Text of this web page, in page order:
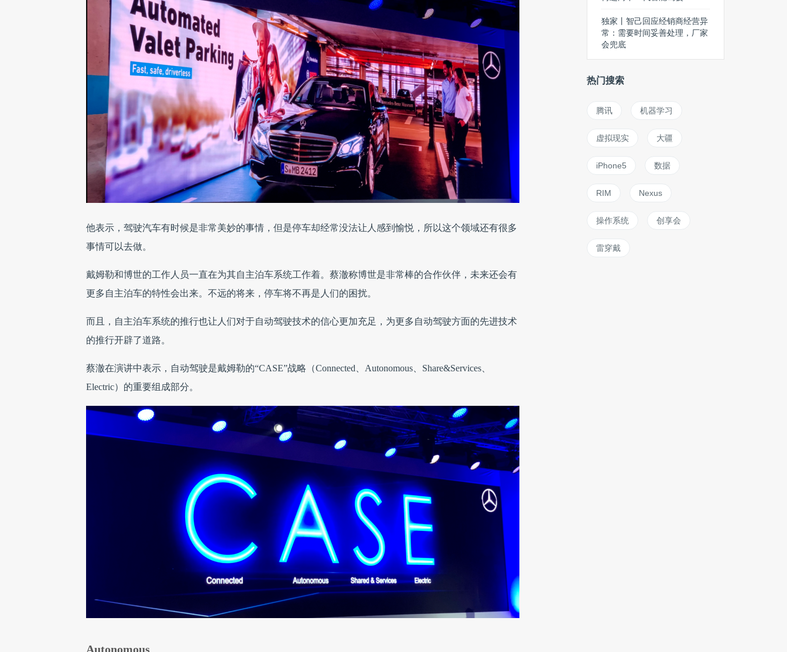
他表示，驾驶汽车有时候是非常美妙的事情，但是停车却经常没法让人感到愉悦，所以这个领域还有很多
事情可以去做。
戴姆勒和博世的工作人员一直在为其自主泊车系统工作着。蔡澈称博世是非常棒的合作伙伴，未来还会有
更多自主泊车的特性会出来。不远的将来，停车将不再是人们的困扰。
而且，自主泊车系统的推行也让人们对于自动驾驶技术的信心更加充足，为更多自动驾驶方面的先进技术
的推行开辟了道路。
蔡澈在演讲中表示，自动驾驶是戴姆勒的“CASE”战略（Connected、Autonomous、Share&Services、
Electric）的重要组成部分。
Autonomous
独家丨智己回应经销商经营异
常：需要时间妥善处理，厂家
会兜底
热门搜索
腾讯 机器学习
虚拟现实 大疆
iPhone5 数据
RIM Nexus
操作系统 创享会
雷穿戴